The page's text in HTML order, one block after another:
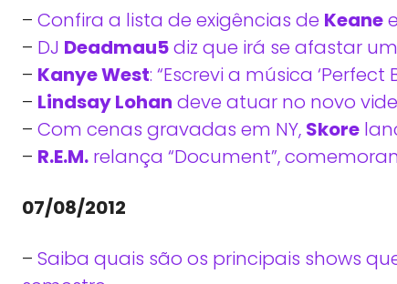
– Confira a lista de exigências de Keanee
– DJ Deadmau5diz que irá se afastar
– Kanye West: “Escrevi a música
– Lindsay Lohan deve atuar no novo
– Com cenas gravadas em NY, Skore
– R.E.M. relança “Document”,
07/08/2012
– Saiba quais são os principais shows